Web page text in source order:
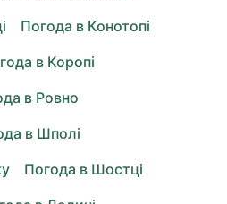
Погода в Конотопі
в Коропі
в Ровно
в Шполі
Погода в Шостці